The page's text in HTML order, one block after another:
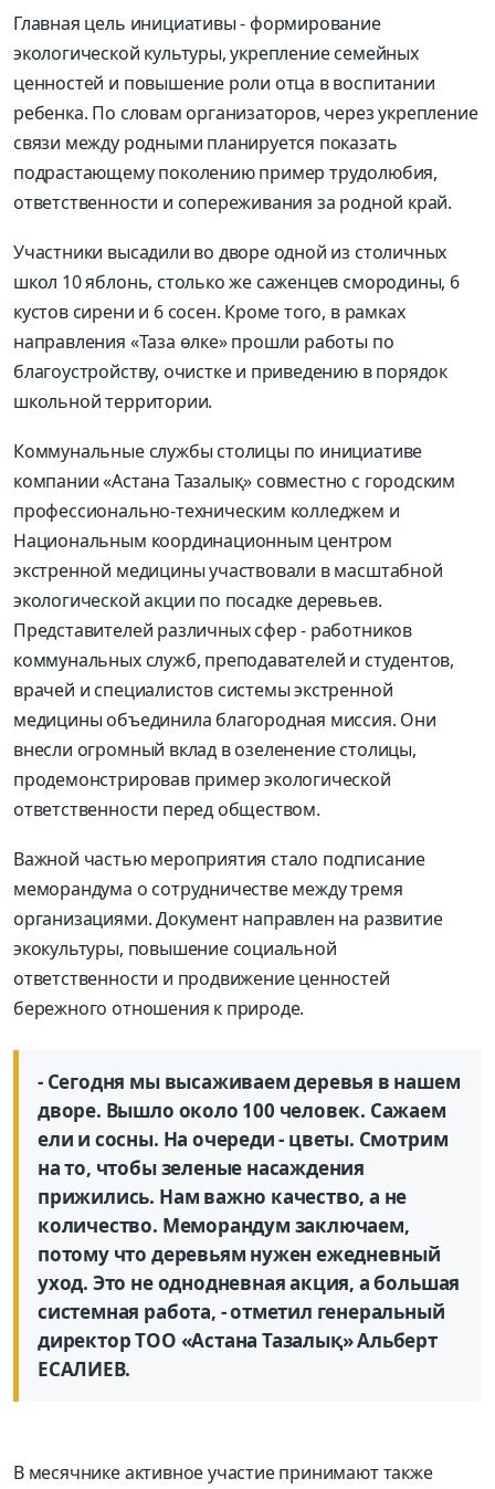
Главная цель инициативы - формирование
экологической культуры, укрепление семейных
ценностей и повышение роли отца в воспитании
ребенка. По словам организаторов, через укрепление
связи между родными планируется показать
подрастающему поколению пример трудолюбия,
ответственности и сопереживания за родной край.
Участники высадили во дворе одной из столичных
школ 10 яблонь, столько же саженцев смородины, 6
кустов сирени и 6 сосен. Кроме того, в рамках
направления «Таза өлке» прошли работы по
благоустройству, очистке и приведению в порядок
школьной территории.
Коммунальные службы столицы по инициативе
компании «Астана Тазалық» совместно с городским
профессионально-техническим колледжем и
Национальным координационным центром
экстренной медицины участвовали в масштабной
экологической акции по посадке деревьев.
Представителей различных сфер - работников
коммунальных служб, преподавателей и студентов,
врачей и специалистов системы экстренной
медицины объединила благородная миссия. Они
внесли огромный вклад в озеленение столицы,
продемонстрировав пример экологической
ответственности перед обществом.
Важной частью мероприятия стало подписание
меморандума о сотрудничестве между тремя
организациями. Документ направлен на развитие
экокультуры, повышение социальной
ответственности и продвижение ценностей
бережного отношения к природе.
- Сегодня мы высаживаем деревья в нашем
дворе. Вышло около 100 человек. Сажаем
ели и сосны. На очереди - цветы. Смотрим
на то, чтобы зеленые насаждения
прижились. Нам важно качество, а не
количество. Меморандум заключаем,
потому что деревьям нужен ежедневный
уход. Это не однодневная акция, а большая
системная работа, - отметил генеральный
директор ТОО «Астана Тазалық» Альберт
ЕСАЛИЕВ.
В месячнике активное участие принимают также